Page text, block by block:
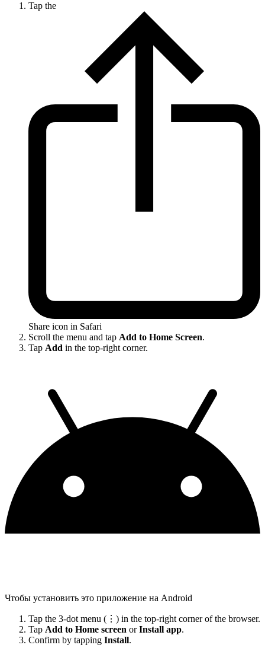
Tap the
Share icon in Safari
Scroll the menu and tap Add to Home Screen.
Tap Add in the top-right corner.
Чтобы установить это приложение на Android
Tap the 3-dot menu (⋮) in the top-right corner of the browser.
Tap Add to Home screen orInstall app.
Confirm by tapping Install.